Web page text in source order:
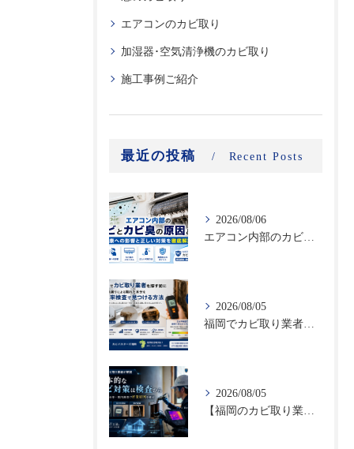
エアコンのカビ取り
加湿器･空気清浄機のカビ取り
施工事例ご紹介
最近の投稿 Recent Posts
2026/08/06
2026/08/05
2026/08/05